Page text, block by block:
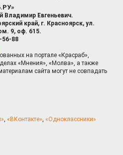
Владимир Евгеньевич.
край, г. Красноярск, ул.
9, оф. 615.
56-88
на портале «Красраб»,
«Мнения», «Молва», а также
сайта могут не совпадать
, «ВКонтакте», «Одноклассники»